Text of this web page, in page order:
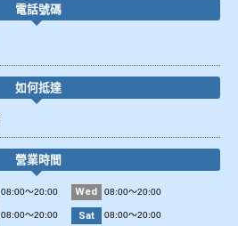
電話號碼
如何抵達
營業時間
08:00～20:00 Wed 08:00～20:00
08:00～20:00 Sat 08:00～20:00